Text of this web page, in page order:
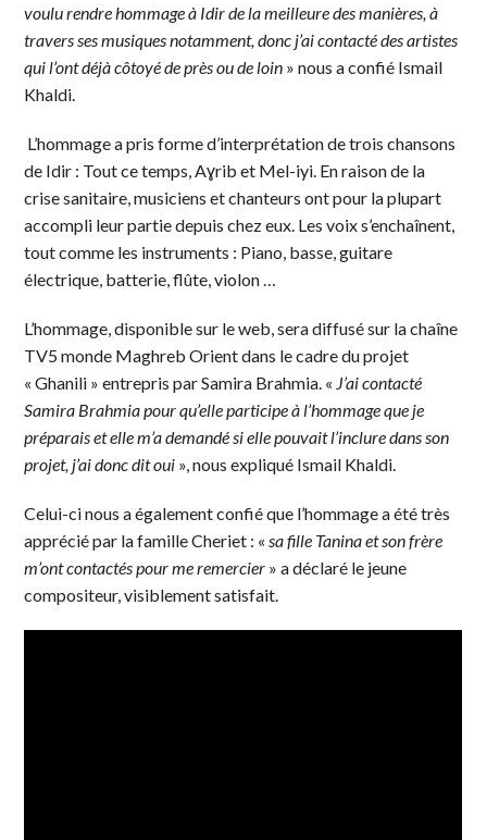
voulu rendre hommage à Idir de la meilleure des manières, à
travers ses musiques notamment, donc j’ai contacté des artistes
qui l’ont déjà côtoyé de près ou de loin » nous a confié Ismail
Khaldi.
L’hommage a pris forme d’interprétation de trois chansons
de Idir : Tout ce temps, Aɣrib et Mel-iyi. En raison de la
crise sanitaire, musiciens et chanteurs ont pour la plupart
accompli leur partie depuis chez eux. Les voix s’enchaînent,
tout comme les instruments : Piano, basse, guitare
électrique, batterie, flûte, violon …
L’hommage, disponible sur le web, sera diffusé sur la chaîne
TV5 monde Maghreb Orient dans le cadre du projet
« Ghanili » entrepris par Samira Brahmia. « J’ai contacté
Samira Brahmia pour qu’elle participe à l’hommage que je
préparais et elle m’a demandé si elle pouvait l’inclure dans son
projet, j’ai donc dit oui », nous expliqué Ismail Khaldi.
Celui-ci nous a également confié que l’hommage a été très
apprécié par la famille Cheriet : «sa fille Tanina et son frère
m’ont contactés pour me remercier » a déclaré le jeune
compositeur, visiblement satisfait.